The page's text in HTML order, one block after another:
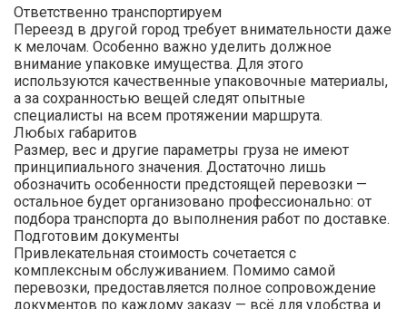
Ответственно транспортируем
Переезд в другой город требует внимательности даже
к мелочам. Особенно важно уделить должное
внимание упаковке имущества. Для этого
используются качественные упаковочные материалы,
а за сохранностью вещей следят опытные
специалисты на всем протяжении маршрута.
Любых габаритов
Размер, вес и другие параметры груза не имеют
принципиального значения. Достаточно лишь
обозначить особенности предстоящей перевозки —
остальное будет организовано профессионально: от
подбора транспорта до выполнения работ по доставке.
Подготовим документы
Привлекательная стоимость сочетается с
комплексным обслуживанием. Помимо самой
перевозки, предоставляется полное сопровождение
документов по каждому заказу — всё для удобства и